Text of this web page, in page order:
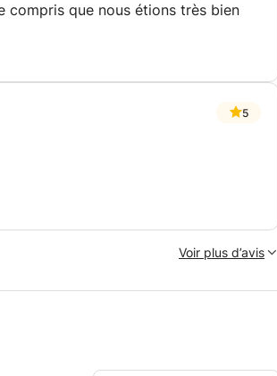
compris que nous étions très bien
5
Voir plus d’avis